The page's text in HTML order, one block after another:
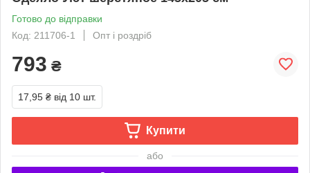
Готово до відправки
Код: 211706-1
Опт і роздріб
793 ₴
17,95 ₴ від 10 шт.
Купити
або